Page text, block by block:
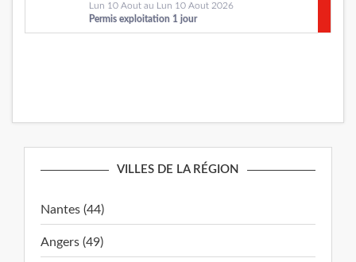
Lun 10 Aout au Lun 10 Aout 2026
Permis exploitation 1 jour
VILLES DE LA RÉGION
Nantes (44)
Angers (49)